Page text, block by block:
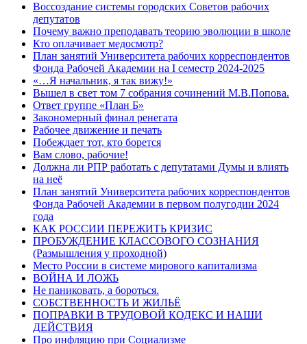
Воссоздание системы городских Советов рабочих
депутатов
Почему важно преподавать теорию эволюции в школе
Кто оплачивает медосмотр?
План занятий Университета рабочих корреспондентов
Фонда Рабочей Академии на I семестр 2024-2025
«…Я начальник, я так вижу!»
Вышел в свет том 7 собрания сочинений М.В.Попова.
Ответ группе «План Б»
Закономерный финал ренегата
Рабочее движение и печать
Побеждает тот, кто борется
Вам слово, рабочие!
Должна ли РПР работать с депутатами Думы и влиять
на неё
План занятий Университета рабочих корреспондентов
Фонда Рабочей Академии в первом полугодии 2024
года
КАК РОССИИ ПЕРЕЖИТЬ КРИЗИС
ПРОБУЖДЕНИЕ КЛАССОВОГО СОЗНАНИЯ
(Размышления у проходной)
Место России в системе мирового капитализма
ВОЙНА И ЛОЖЬ
Не паниковать, а бороться.
СОБСТВЕННОСТЬ И ЖИЛЬЁ
ПОПРАВКИ В ТРУДОВОЙ КОДЕКС И НАШИ
ДЕЙСТВИЯ
Про инфляцию при Социализме